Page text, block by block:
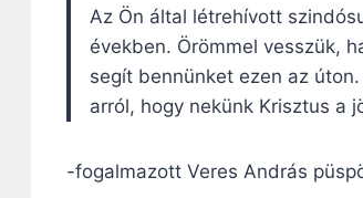
Az Ön által létrehívott
években. Örömmel vesszük,
segít bennünket ezen az
arról, hogy nekünk Krisztus a
-fogalmazott Veres András